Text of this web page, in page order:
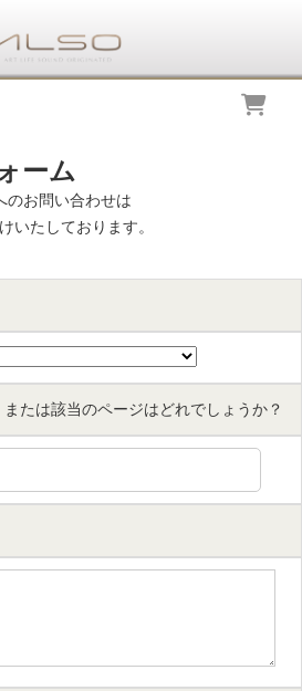
ーム
のお問い合わせは
いたしております。
たは該当のページはどれでしょうか？